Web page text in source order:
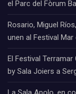
el Parc del Fòrum
Rosario, Miguel
unen al Festival Mar
El Festival
by Sala Joiers a